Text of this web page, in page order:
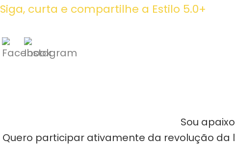
Siga, curta e compartilhe a Estilo 5.0+
Sou
Quero participar ativamente da revolução da